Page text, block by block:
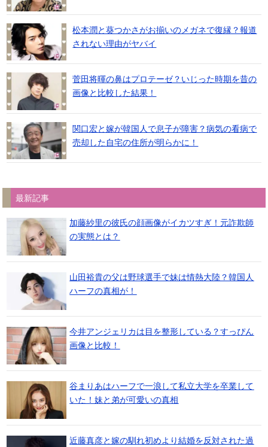
松本潤と葵つかさがお揃いのメガネで復縁？報道
されない理由がヤバイ
菅田将暉の鼻はプロテーゼ？いじった時期を昔の
画像と比較した結果！
関口宏と嫁が韓国人で息子が障害？病気の看病で
売却した自宅の住所が明らかに！
最新記事
加藤紗里の彼氏の顔画像がイカツすぎ！元詐欺師
の実態とは？
山田裕貴の父は野球選手で妹は情熱大陸？韓国人
ハーフの真相が！
今井アンジェリカは目を整形している？すっぴん
画像と比較！
谷まりあはハーフで一浪して私立大学を卒業して
いた！妹と弟が可愛いの真相
近藤真彦と嫁の馴れ初めより結婚を反対された過